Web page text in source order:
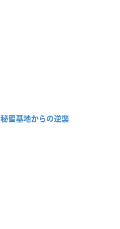
秘蜜基地からの逆襲